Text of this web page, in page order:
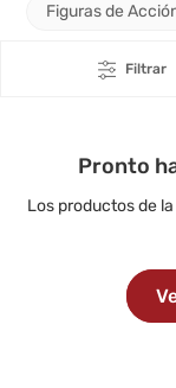
Figuras de
Filtrar
Pronto
Los productos de